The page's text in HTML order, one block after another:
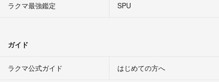
ラクマ最強鑑定
SPU
ガイド
ラクマ公式ガイド はじめての方へ